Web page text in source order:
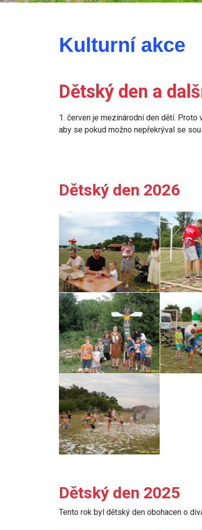
Kulturní akce
Dětský den a
1. červen je mezinárodní den dětí.
aby se pokud možno nepřekrýval se
Dětský den 2026
Dětský den 2025
Tento rok byl dětský den obohacen o